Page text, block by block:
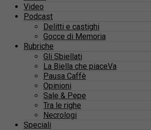
Video
Podcast
Delitti e castighi
Gocce di Memoria
Rubriche
Gli Sbiellati
La Biella che piaceVa
Pausa Caffè
Opinioni
Sale & Pepe
Tra le righe
Necrologi
Speciali